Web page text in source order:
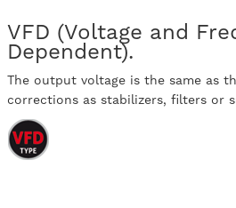
VFD (Voltage and
Dependent).
The output voltage is the same as
corrections as stabilizers, filters or